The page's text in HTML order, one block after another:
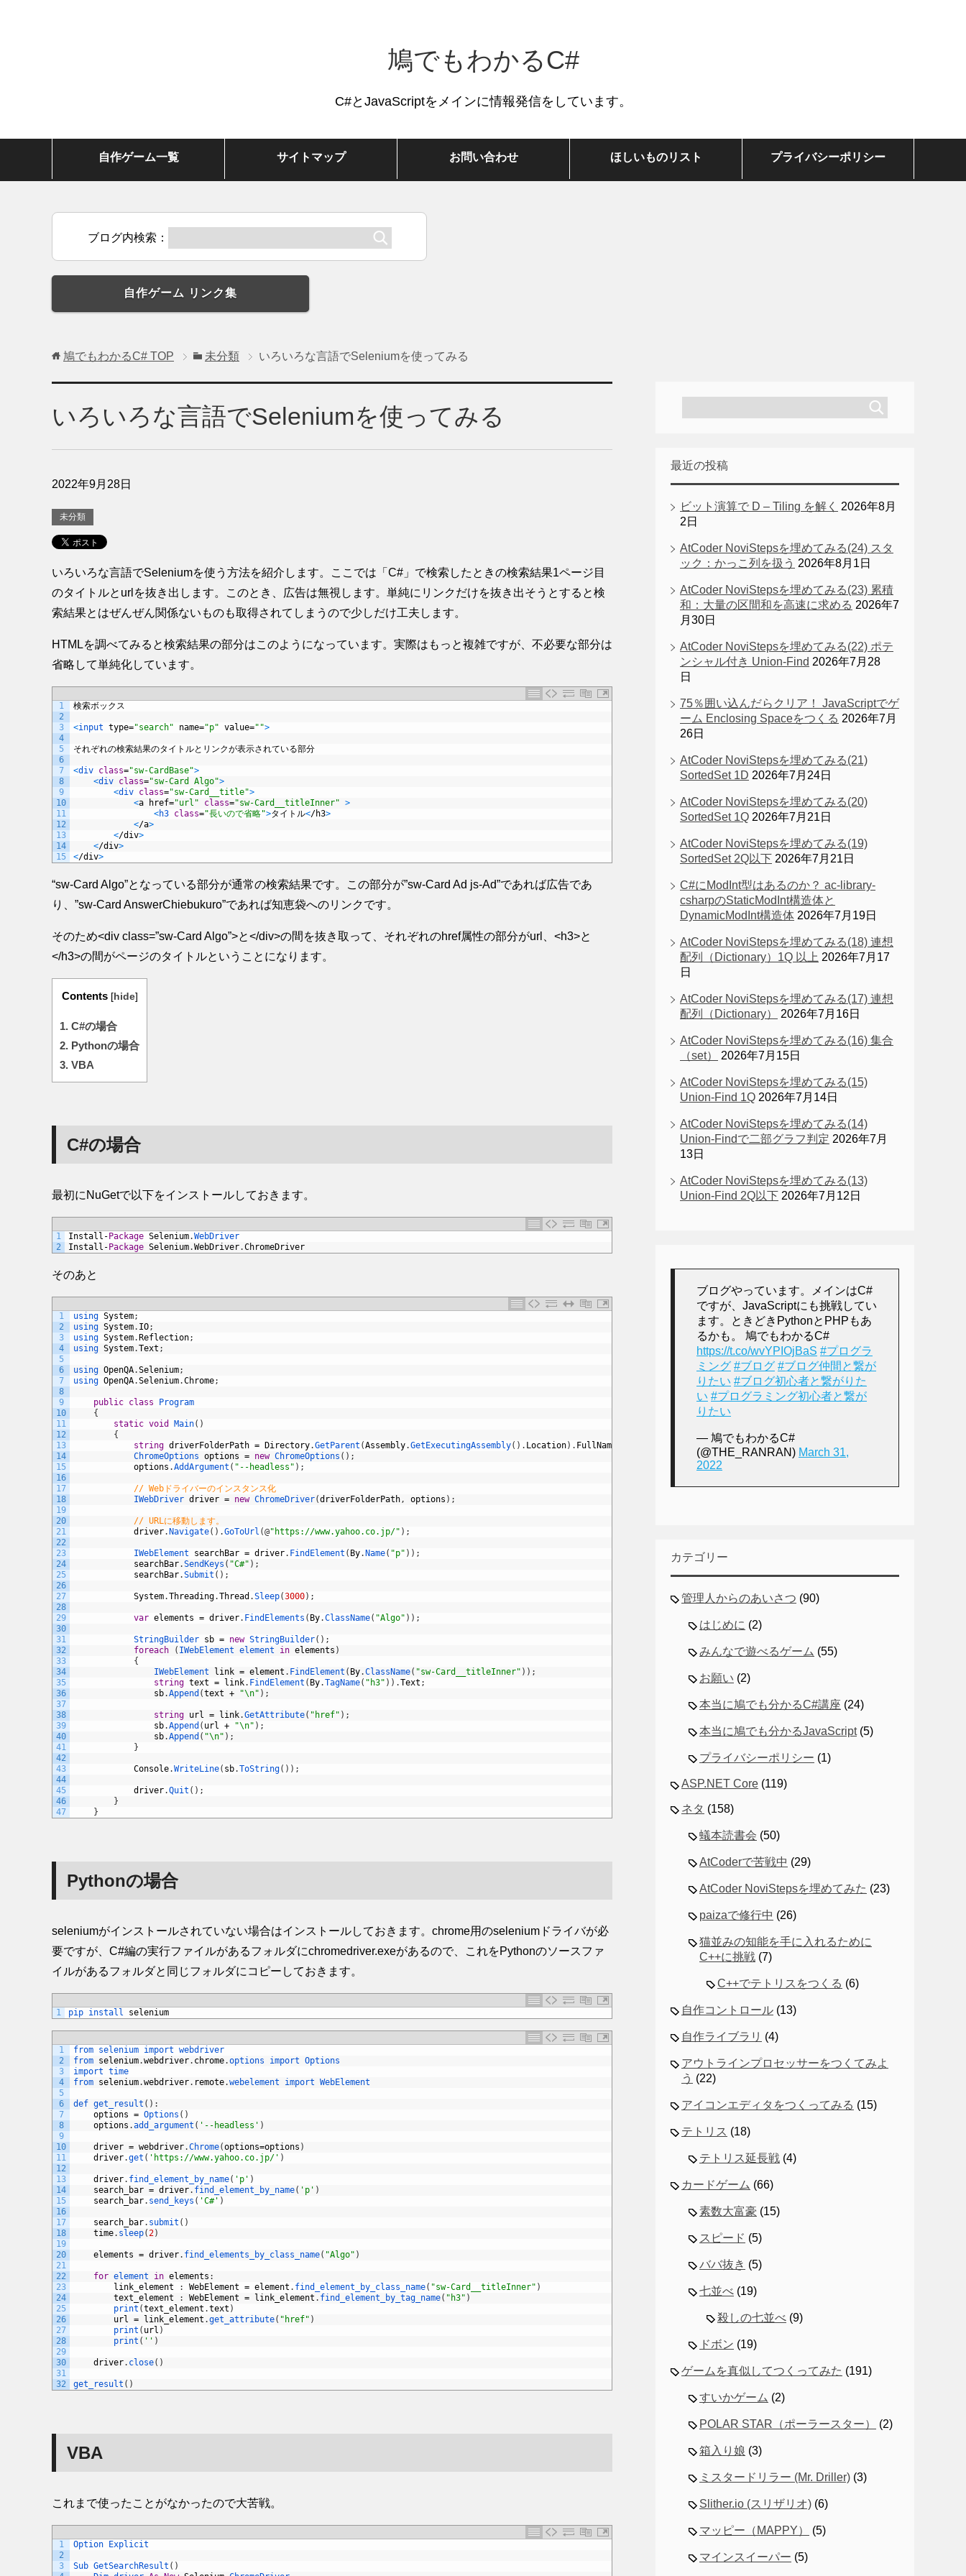
鳩でもわかるC#
C#とJavaScriptをメインに情報発信をしています。
自作ゲーム一覧 サイトマップ お問い合わせ ほしいものリスト プライバシーポリシー
ブログ内検索：
自作ゲーム リンク集
鳩でもわかるC# TOP 未分類 いろいろな言語でSeleniumを使ってみる
いろいろな言語でSeleniumを使ってみる
2022年9月28日
未分類
いろいろな言語でSeleniumを使う方法を紹介します。ここでは「C#」で検索したときの検索結果1ページ目
のタイトルとurlを抜き出します。このとき、広告は無視します。単純にリンクだけを抜き出そうとすると検
索結果とはぜんぜん関係ないものも取得されてしまうので少しだけ工夫します。
HTMLを調べてみると検索結果の部分はこのようになっています。実際はもっと複雑ですが、不必要な部分は
省略して単純化しています。
1
2
3
4
5
6
7
8
9
10
11
12
13
14
15
検索ボックス
<input type="search" name="p" value="">
それぞれの検索結果のタイトルとリンクが表示されている部分
<div class="sw-CardBase">
<div class="sw-Card Algo">
<div class="sw-Card__title">
<a href="url" class="sw-Card__titleInner" >
<h3 class="長いので省略">タイトル</h3>
</a>
</div>
</div>
</div>
“sw-Card Algo”となっている部分が通常の検索結果です。この部分が”sw-Card Ad js-Ad”であれば広告であ
り、”sw-Card AnswerChiebukuro”であれば知恵袋へのリンクです。
そのため<div class=”sw-Card Algo”>と</div>の間を抜き取って、それぞれのhref属性の部分がurl、<h3>と
</h3>の間がページのタイトルということになります。
Contents [hide]
1. C#の場合
2. Pythonの場合
3. VBA
C#の場合
最初にNuGetで以下をインストールしておきます。
1
2
Install - Package Selenium.WebDriver
Install - Package Selenium.WebDriver.ChromeDriver
そのあと
1
2
3
4
5
6
7
8
9
10
11
12
13
14
15
16
17
18
19
20
21
22
23
24
25
26
27
28
29
30
31
32
33
34
35
36
37
38
39
40
41
42
43
44
45
46
47
using System;
using System. IO;
using System. Reflection;
using System.Text ;
using OpenQA.Selenium;
using OpenQA.Selenium.Chrome;
public class
Program
{
static void Main( )
{
string driverFolderPath = Directory.GetParent (Assembly.GetExecutingAssembly( ) . Location) . FullName
ChromeOptions options = new ChromeOptions ( ) ;
options .AddArgument ( "--headless" ) ;
// Webドライバーのインスタンス化
IWebDriver driver = new ChromeDriver(driverFolderPath, options ) ;
// URLに移動します。
driver. Navigate( ) .GoToUrl (@"https://www.yahoo.co.jp/" ) ;
IWebElement searchBar = driver. FindElement ( By. Name( "p" ) ) ;
searchBar.SendKeys ( "C#" ) ;
searchBar.Submit ( ) ;
System.Threading.Thread .Sleep(3000) ;
var elements = driver. FindElements ( By.ClassName( "Algo" ) ) ;
StringBuilder sb = new StringBuilder( ) ;
foreach
( IWebElement element in elements )
{
IWebElement
link = element . FindElement ( By.ClassName( "sw-Card__titleInner" ) ) ;
string text = link. FindElement ( By.TagName( "h3" ) ) .Text ;
sb.Append (text + "\n" ) ;
string url = link.GetAttribute( "href" ) ;
sb.Append ( url + "\n" ) ;
sb.Append ( "\n" ) ;
}
Console.WriteLine( sb.ToString( ) ) ;
driver.Quit ( ) ;
}
}
Pythonの場合
seleniumがインストールされていない場合はインストールしておきます。chrome用のseleniumドライバが必
要ですが、C#編の実行ファイルがあるフォルダにchromedriver.exeがあるので、これをPythonのソースファ
イルがあるフォルダと同じフォルダにコピーしておきます。
1 pip install selenium
1
2
3
4
5
6
7
8
9
10
11
12
13
14
15
16
17
18
19
20
21
22
23
24
25
26
27
28
29
30
31
32
from selenium import webdriver
from selenium.webdriver. chrome.options import Options
import time
from selenium.webdriver. remote.webelement import WebElement
def get_result ( ) :
options = Options ( )
options .add_argument ( '--headless' )
driver = webdriver.Chrome(options=options )
driver.get ( 'https://www.yahoo.co.jp/' )
driver. find_element_by_name( 'p' )
search_bar = driver. find_element_by_name( 'p' )
search_bar. send_keys ( 'C#' )
search_bar. submit ( )
time. sleep(2)
elements = driver. find_elements_by_class_name( "Algo" )
for element in elements :
link_element
: WebElement = element . find_element_by_class_name( "sw-Card__titleInner" )
text_element
: WebElement = link_element . find_element_by_tag_name( "h3" )
print (text_element .text )
url = link_element .get_attribute( "href" )
print ( url )
print ( '' )
driver. close( )
get_result ( )
VBA
これまで使ったことがなかったので大苦戦。
1
2
3
Option Explicit
Sub GetSearchResult ( )
最近の投稿
ビット演算で D – Tiling を解く
2026年8月
2日
AtCoder NoviStepsを埋めてみる(24) スタ
ック：かっこ列を扱う 2026年8月1日
AtCoder NoviStepsを埋めてみる(23) 累積
和：大量の区間和を高速に求める 2026年7
月30日
AtCoder NoviStepsを埋めてみる(22) ポテ
ンシャル付き Union-Find 2026年7月28
日
75％囲い込んだらクリア！ JavaScriptでゲ
ーム Enclosing Spaceをつくる 2026年7月
26日
AtCoder NoviStepsを埋めてみる(21)
SortedSet 1D 2026年7月24日
AtCoder NoviStepsを埋めてみる(20)
SortedSet 1Q 2026年7月21日
AtCoder NoviStepsを埋めてみる(19)
SortedSet 2Q以下 2026年7月21日
C#にModInt型はあるのか？ ac-library-
csharpのStaticModInt構造体と
DynamicModInt構造体 2026年7月19日
AtCoder NoviStepsを埋めてみる(18) 連想
配列（Dictionary）1Q 以上 2026年7月17
日
AtCoder NoviStepsを埋めてみる(17) 連想
配列（Dictionary）
2026年7月16日
AtCoder NoviStepsを埋めてみる(16) 集合
（set）
2026年7月15日
AtCoder NoviStepsを埋めてみる(15)
Union-Find 1Q 2026年7月14日
AtCoder NoviStepsを埋めてみる(14)
Union-Findで二部グラフ判定 2026年7月
13日
AtCoder NoviStepsを埋めてみる(13)
Union-Find 2Q以下 2026年7月12日
ブログやっています。メインはC#
ですが、JavaScriptにも挑戦してい
ます。ときどきPythonとPHPもあ
るかも。 鳩でもわかるC#
https://t.co/wvYPIOjBaS #プログラ
ミング #ブログ #ブログ仲間と繋が
りたい #ブログ初心者と繋がりた
い #プログラミング初心者と繋が
りたい
— 鳩でもわかるC#
(@THE_RANRAN) March 31,
2022
カテゴリー
管理人からのあいさつ (90)
はじめに (2)
みんなで遊べるゲーム (55)
お願い (2)
本当に鳩でも分かるC#講座 (24)
本当に鳩でも分かるJavaScript(5)
プライバシーポリシー (1)
ASP.NET Core (119)
ネタ (158)
蟻本読書会 (50)
AtCoderで苦戦中 (29)
AtCoder NoviStepsを埋めてみた (23)
paizaで修行中 (26)
猫並みの知能を手に入れるために
C++に挑戦 (7)
C++でテトリスをつくる (6)
自作コントロール (13)
自作ライブラリ (4)
アウトラインプロセッサーをつくてみよ
う (22)
アイコンエディタをつくってみる (15)
テトリス (18)
テトリス延長戦 (4)
カードゲーム (66)
素数大富豪 (15)
スピード (5)
ババ抜き (5)
七並べ (19)
殺しの七並べ (9)
ドボン (19)
ゲームを真似してつくってみた (191)
すいかゲーム (2)
POLAR STAR（ポーラースター） (2)
箱入り娘 (3)
ミスタードリラー (Mr. Driller) (3)
Slither.io (スリザリオ) (6)
マッピー（MAPPY） (5)
マインスイーパー (5)